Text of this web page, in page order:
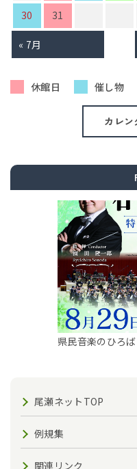
30
31
« 7月
休館日 催し物
カレン
県民音楽のひろ
尾瀬ネットTOP
例規集
関連リンク